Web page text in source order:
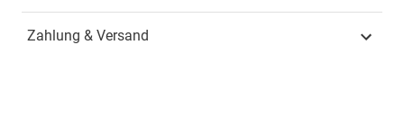
Fachdisziplin
Zahlung & Versand